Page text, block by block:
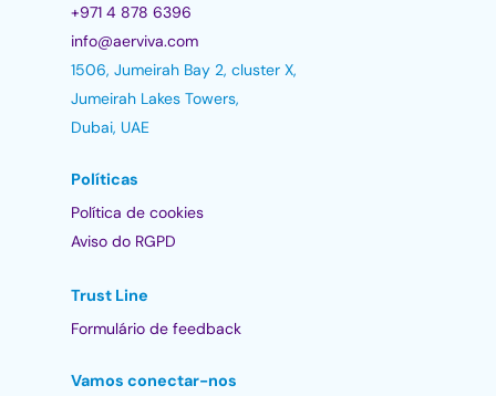
+971 4 878 6396
info@aerviva.com
1506, Jumeirah Bay 2, cluster X,
Jumeirah Lakes Towers,
Dubai, UAE
Políticas
Política de cookies
Aviso do RGPD
Trust Line
Formulário de feedback
Vamos conectar-nos